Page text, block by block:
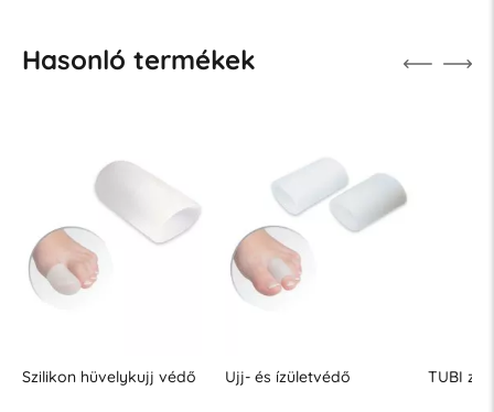
Hasonló termékek
Szilikon hüvelykujj védő Ujj- és ízületvédő TUBI